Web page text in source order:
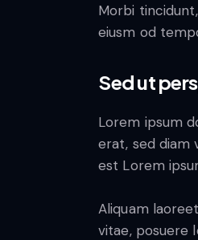
Morbi
eiusm od
Sed ut
Lorem ipsum
erat, sed diam
est Lorem
Aliquam
vitae, posuere